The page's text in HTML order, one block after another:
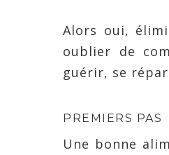
Alors oui,
oublier de
guérir, se
PREMIERS PAS
Une bonne